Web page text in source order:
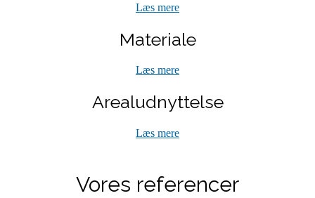
Læs mere
Materiale
Læs mere
Arealudnyttelse
Læs mere
Vores referencer